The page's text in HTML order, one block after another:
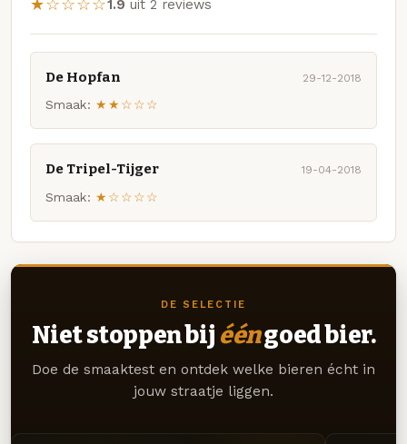
★☆☆☆☆1.9 uit 2 reviews
De Hopfan 29-12-2018
Smaak: ★★☆☆☆
De Tripel-Tijger 19-04-2018
Smaak: ★☆☆☆☆
DE SELECTIE
Niet stoppen bij ééngoed bier.
Doe de smaaktest en ontdek welke bieren écht in
jouw straatje liggen.